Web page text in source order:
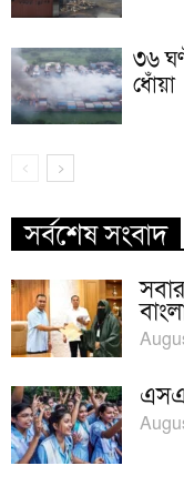
৩৬
ধোঁয়া
সর্বশেষ সংবাদ